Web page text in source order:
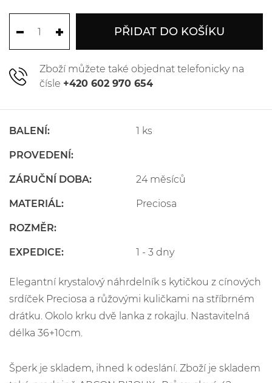
PŘIDAT DO KOŠÍKU
Zboží můžete také objednat telefonicky na
čísle +420 602 970 654
BALENÍ: 1 ks
PROVEDENÍ:
ZÁRUČNÍ DOBA: 24 měsíců
MATERIÁL: Preciosa
ROZMĚR:
EXPEDICE: 1 - 3 dny
Elegantní krystalový náhrdelník s kytičkou z cínových
srdíček Preciosa a růžovými kuličkami na stříbrném
drátku. Okolo krku dvě lanka z rokajlu. Nastavitelná
délka 36+10cm.
Šperk je skladem, ihned k odeslání. Zboží je skladem